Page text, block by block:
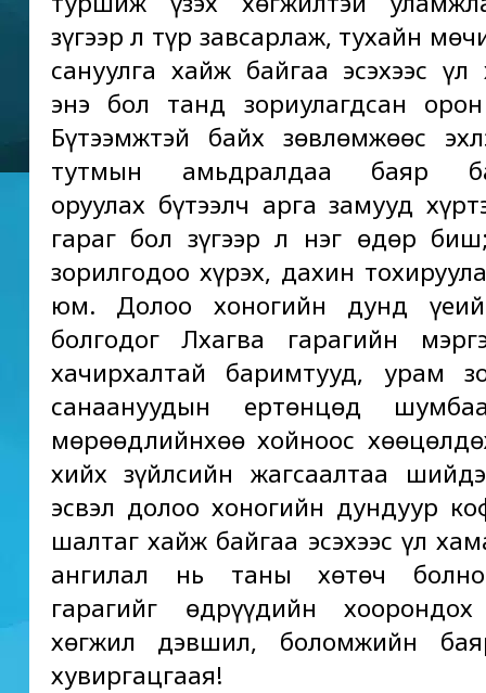
зүгээр л түр завсарлаж, тухайн
сануулга хайж байгаа эсэхээс
энэ бол танд зориулагдсан
Бүтээмжтэй байх зөвлөмжөөс
тутмын амьдралдаа баяр
оруулах бүтээлч арга замууд
гараг бол зүгээр л нэг өдөр
зорилгодоо хүрэх, дахин
юм. Долоо хоногийн дунд
болгодог Лхагва гарагийн
хачирхалтай баримтууд, урам
санаануудын ертөнцөд
мөрөөдлийнхөө хойноос
хийх зүйлсийн жагсаалтаа
эсвэл долоо хоногийн дундуур
шалтаг хайж байгаа эсэхээс үл
ангилал нь таны хөтөч
гарагийг өдрүүдийн хоорондох
хөгжил дэвшил, боломжийн
хувиргацгаая!